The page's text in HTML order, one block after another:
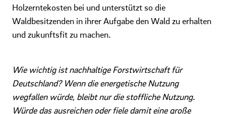
Holzerntekosten bei und unterstützt so die
Waldbesitzenden in ihrer Aufgabe den Wald zu erhalten
und zukunftsfit zu machen.
Wie wichtig ist nachhaltige Forstwirtschaft für
Deutschland? Wenn die energetische Nutzung
wegfallen würde, bleibt nur die stoffliche Nutzung.
Würde das ausreichen oder fiele damit eine große